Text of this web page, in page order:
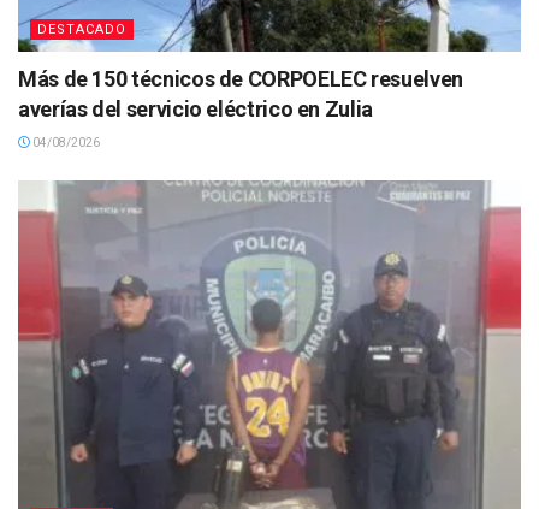
DESTACADO
Más de 150 técnicos de CORPOELEC resuelven
averías del servicio eléctrico en Zulia
04/08/2026